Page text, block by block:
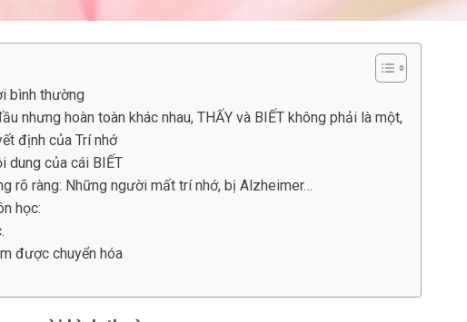
bình thường
nhưng hoàn toàn khác nhau, THẤY và BIẾT không phải là một,
định của Trí nhớ
dung của cái BIẾT
rõ ràng: Những người mất trí nhớ, bị Alzheimer…
học:
được chuyển hóa